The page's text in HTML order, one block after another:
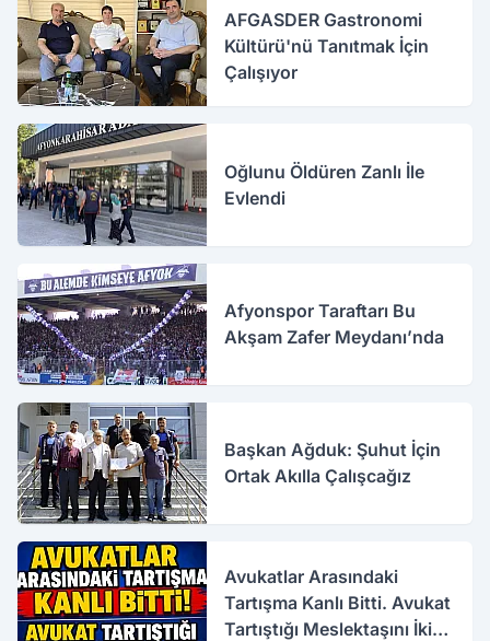
AFGASDER Gastronomi
Kültürü'nü Tanıtmak İçin
Çalışıyor
Oğlunu Öldüren Zanlı İle
Evlendi
Afyonspor Taraftarı Bu
Akşam Zafer Meydanı’nda
Başkan Ağduk: Şuhut İçin
Ortak Akılla Çalışcağız
Avukatlar Arasındaki
Tartışma Kanlı Bitti. Avukat
Tartıştığı Meslektaşını İki